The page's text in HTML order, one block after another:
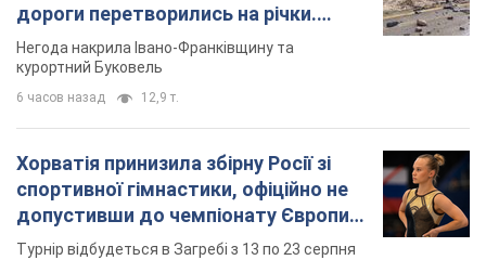
дороги перетворились на річки.
Відео
Негода накрила Івано-Франківщину та
курортний Буковель
6 часов назад 12,9 т.
Хорватія принизила збірну Росії зі
спортивної гімнастики, офіційно не
допустивши до чемпіонату Європи
основних спортсменів
Турнір відбудеться в Загребі з 13 по 23 серпня